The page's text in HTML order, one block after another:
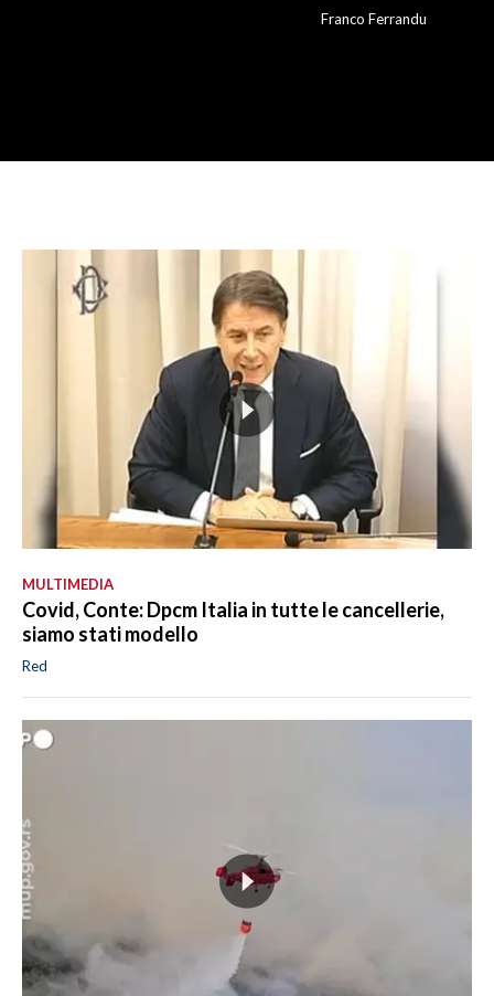
Franco Ferrandu
MULTIMEDIA
Covid, Conte: Dpcm Italia in tutte le cancellerie,
siamo stati modello
Red